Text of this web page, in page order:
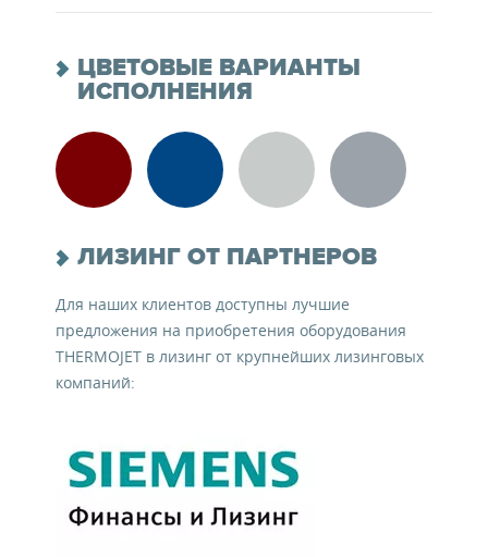
ЦВЕТОВЫЕ ВАРИАНТЫ
ИСПОЛНЕНИЯ
ЛИЗИНГ ОТ ПАРТНЕРОВ
Для наших клиентов доступны лучшие
предложения на приобретения оборудования
THERMOJET в лизинг от крупнейших лизинговых
компаний: